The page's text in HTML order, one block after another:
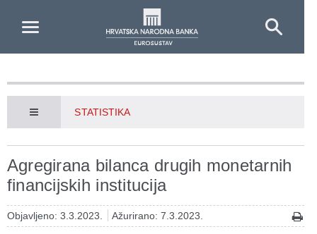
STATISTIKA
Agregirana bilanca drugih monetarnih
financijskih institucija
Objavljeno: 3.3.2023. Ažurirano: 7.3.2023.